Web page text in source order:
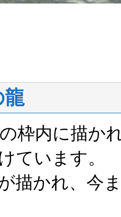
龍
枠内に描か
ています。
描かれ、今